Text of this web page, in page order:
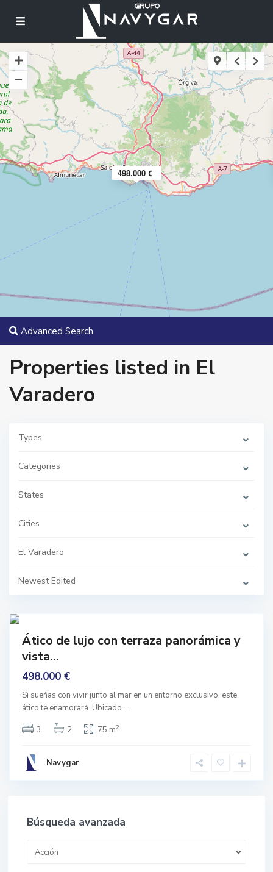
498.000 €
Advanced Search
Properties listed in El
Varadero
Types
Categories
States
Cities
El Varadero
Newest Edited
V
a
d
r
o
o
r
Ático de lujo con terraza panorámica y
vista...
498.000 €
Si sueñas con vivir junto al mar en un entorno exclusivo, este
ático te enamorará. Ubicado ...
3
2 75 m2
Navygar
Búsqueda avanzada
Acción